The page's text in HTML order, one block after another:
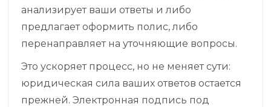
анализирует ваши ответы и либо
предлагает оформить полис, либо
перенаправляет на уточняющие вопросы.
Это ускоряет процесс, но не меняет сути:
юридическая сила ваших ответов остается
прежней. Электронная подпись под